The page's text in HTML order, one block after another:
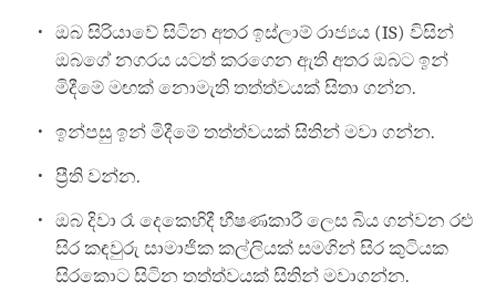
ඔබ සිරියාවේ සිටින අතර ඉස්ලාම් රාජ්‍යය (IS) විසින්
ඔබගේ නගරය යටත් කරගෙන ඇති අතර ඔබට ඉන්
මිදීමේ මඟක් නොමැති තත්ත්වයක් සිතා ගන්න.
ඉන්පසු ඉන් මිදීමේ තත්ත්වයක් සිතින් මවා ගන්න.
ප්‍රීති වන්න.
ඔබ දිවා රෑ දෙකෙහිදී භීෂණකාරී ලෙස බිය ගන්වන රළු
සිර කඳවුරු සාමාජික කල්ලියක් සමගින් සිර කුටියක
සිරකොට සිටින තත්ත්වයක් සිතින් මවාගන්න.